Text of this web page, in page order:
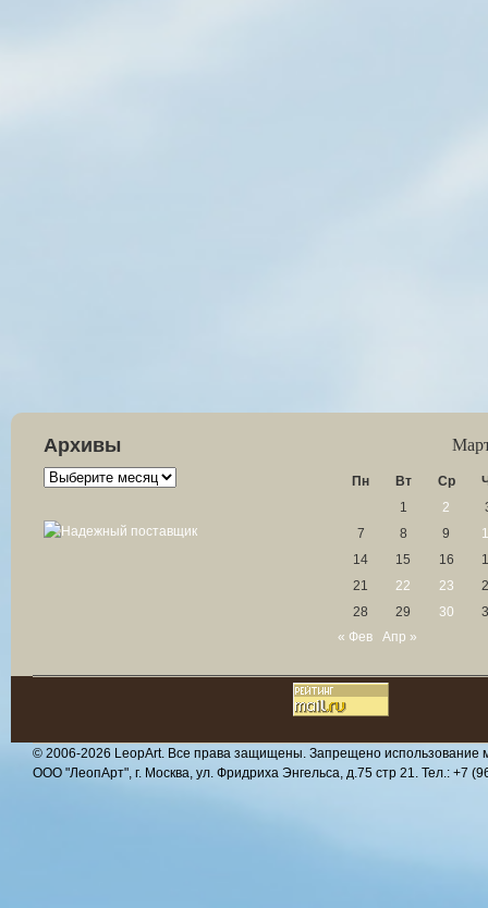
Архивы
Архивы Пн Вт Ср
1
2
7
8 9
14
15 16
21
22 23
28
29 30
« Фев
Апр »
© 2006-2026 LeopArt. Все права защищены. Запрещено использование
ООО "ЛеопАрт", г. Москва, ул. Фридриха Энгельса, д.75 стр 21. Тел.: +7